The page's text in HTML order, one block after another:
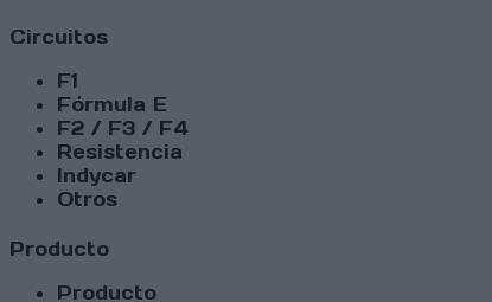
Circuitos
F1
Fórmula E
F2 / F3 / F4
Resistencia
Indycar
Otros
Producto
Producto